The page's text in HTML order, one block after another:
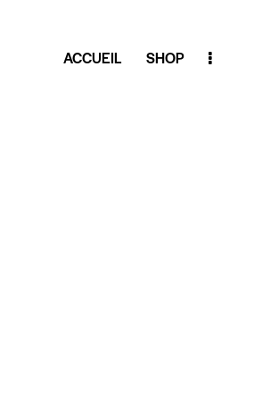
ACCUEIL SHOP